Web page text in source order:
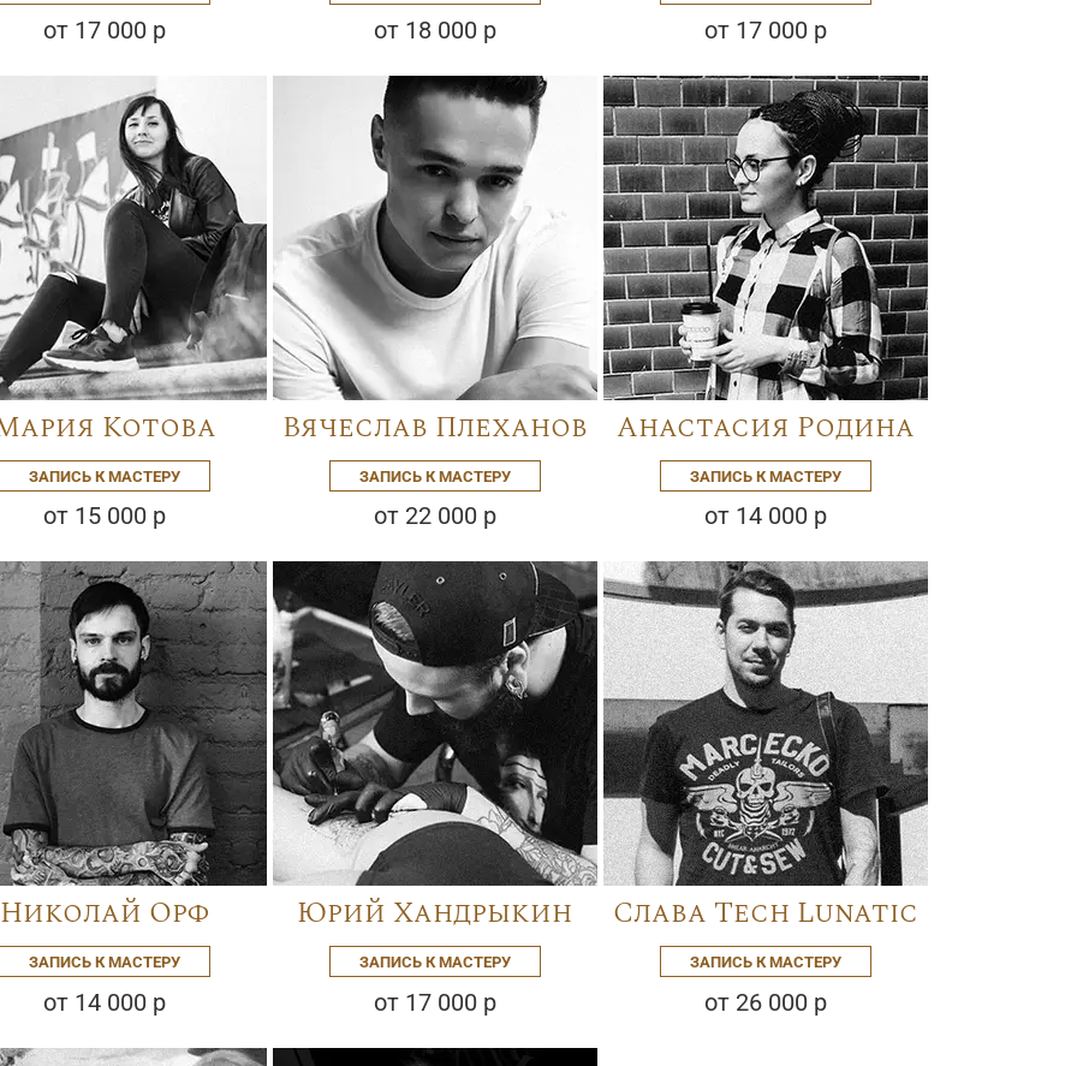
от 17 000 р от 18 000 р от 17 000 р
Котова
ЗАПИСЬ К МАСТЕРУ
от 15 000 р
Вячеслав Плеханов
ЗАПИСЬ К МАСТЕРУ
от 22 000 р
Анастасия Родина
ЗАПИСЬ К МАСТЕРУ
от 14 000 р
Николай Орф
ЗАПИСЬ К МАСТЕРУ
от 14 000 р
Юрий Хандрыкин
ЗАПИСЬ К МАСТЕРУ
от 17 000 р
Слава Tech Lunatic
ЗАПИСЬ К МАСТЕРУ
от 26 000 р